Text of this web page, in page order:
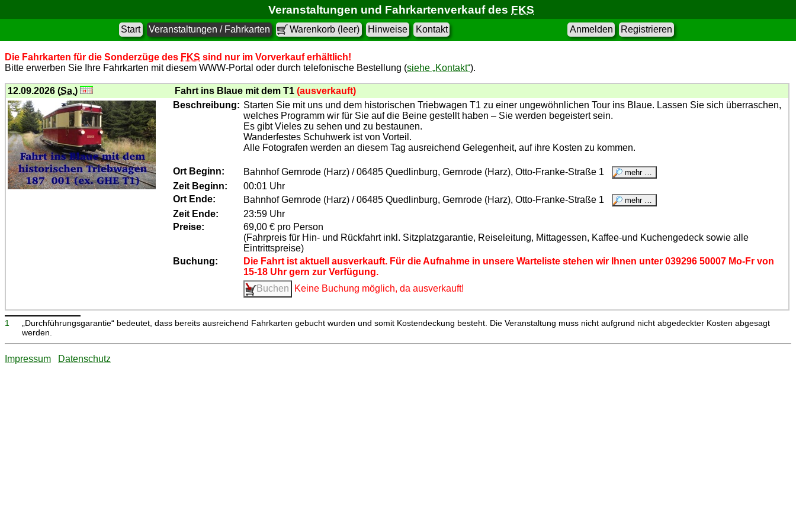
Veranstaltungen und Fahrkartenverkauf des FKS
Start Veranstaltungen / Fahrkarten Warenkorb (leer) Hinweise Kontakt Anmelden Registrieren
Die Fahrkarten für die Sonderzüge des FKS sind nur im Vorverkauf erhältlich!
Bitte erwerben Sie Ihre Fahrkarten mit diesem WWW-Portal oder durch telefonische Bestellung (siehe „Kontakt“).
12.09.2026 (Sa.) Fahrt ins Blaue mit dem T1 (ausverkauft)
Beschreibung: Starten Sie mit uns und dem historischen Triebwagen T1 zu einer ungewöhnlichen Tour ins Blaue. Lassen Sie sich überraschen,
welches Programm wir für Sie auf die Beine gestellt haben – Sie werden begeistert sein.
Es gibt Vieles zu sehen und zu bestaunen.
Wanderfestes Schuhwerk ist von Vorteil.
Alle Fotografen werden an diesem Tag ausreichend Gelegenheit, auf ihre Kosten zu kommen.
Ort Beginn:
Bahnhof Gernrode (Harz) / 06485 Quedlinburg, Gernrode (Harz), Otto-Franke-Straße 1
Zeit Beginn:
00:01 Uhr
Ort Ende:
Bahnhof Gernrode (Harz) / 06485 Quedlinburg, Gernrode (Harz), Otto-Franke-Straße 1
Zeit Ende:
23:59 Uhr
Preise:
69,00 € pro Person
(Fahrpreis für Hin- und Rückfahrt inkl. Sitzplatzgarantie, Reiseleitung, Mittagessen, Kaffee-und Kuchengedeck sowie alle
Eintrittspreise)
Buchung:
Die Fahrt ist aktuell ausverkauft. Für die Aufnahme in unsere Warteliste stehen wir Ihnen unter 039296 50007 Mo-Fr von
15-18 Uhr gern zur Verfügung.
Keine Buchung möglich, da ausverkauft!
1
„Durchführungsgarantie“ bedeutet, dass bereits ausreichend Fahrkarten gebucht wurden und somit Kosten­deckung besteht. Die Veranstaltung muss nicht aufgrund nicht abgedeckter Kosten abgesagt
werden.
Impressum Datenschutz